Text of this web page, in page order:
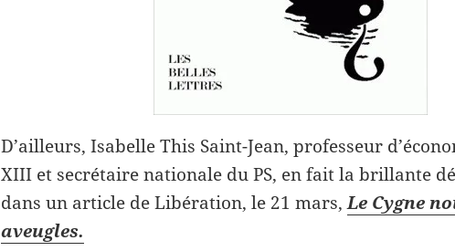
D’ailleurs, Isabelle This Saint-Jean, professeur
XIII et secrétaire nationale du PS, en fait la brillante
dans un article de Libération, le 21 mars,Le Cygne
aveugles.